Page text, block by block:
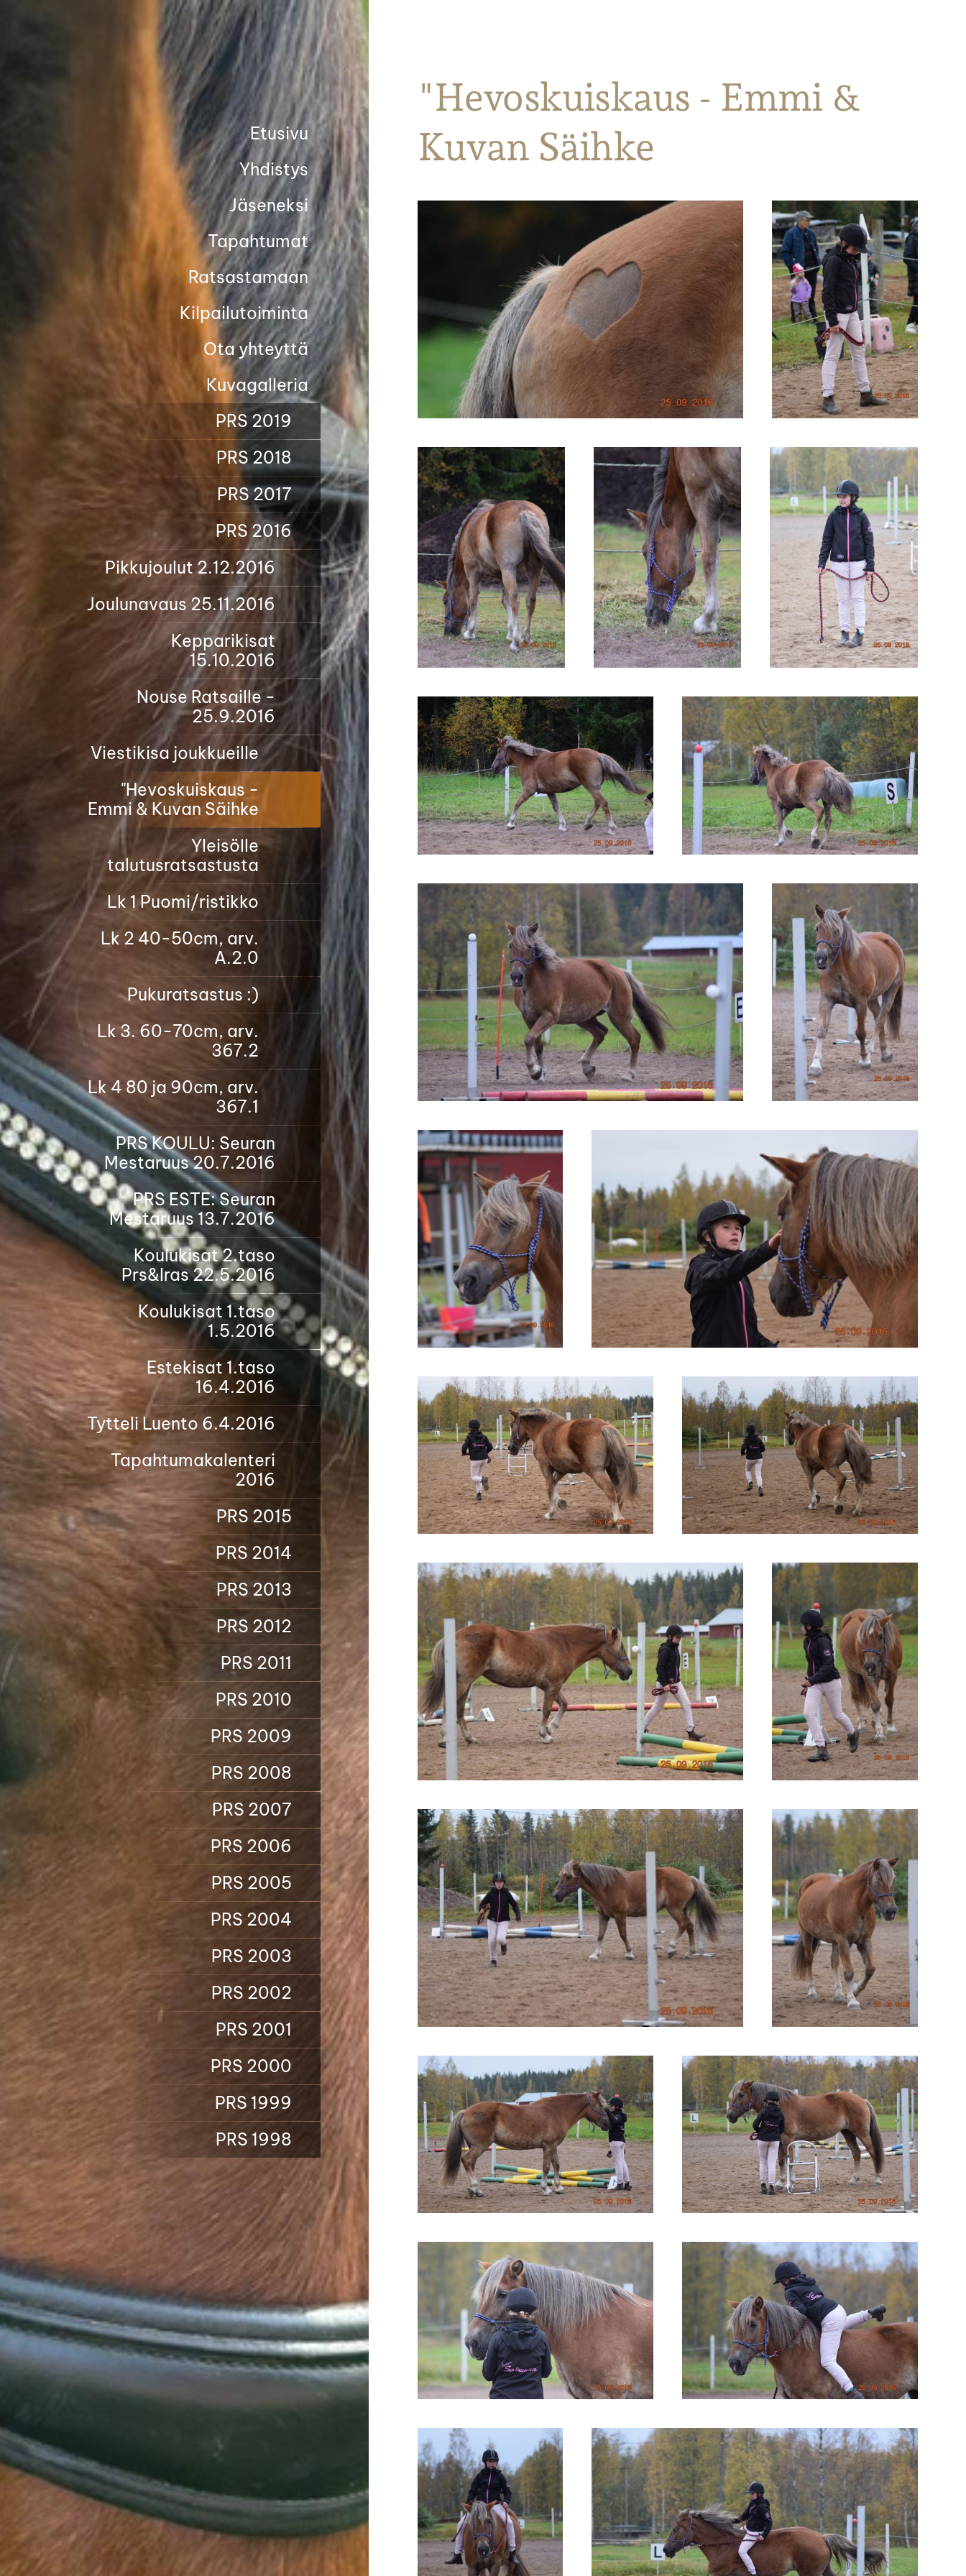
Parkanon Ratsastajat
Etusivu
Yhdistys
Jäseneksi
Tapahtumat
Ratsastamaan
Kilpailutoiminta
Ota yhteyttä
Kuvagalleria
PRS 2019
PRS 2018
PRS 2017
PRS 2016
Pikkujoulut 2.12.2016
Joulunavaus 25.11.2016
Kepparikisat
15.10.2016
Nouse Ratsaille -
25.9.2016
Viestikisa joukkueille
"Hevoskuiskaus -
Emmi & Kuvan Säihke
Yleisölle
talutusratsastusta
Lk 1 Puomi/ristikko
Lk 2 40-50cm, arv.
A.2.0
Pukuratsastus :)
Lk 3. 60-70cm, arv.
367.2
Lk 4 80 ja 90cm, arv.
367.1
PRS KOULU: Seuran
Mestaruus 20.7.2016
PRS ESTE: Seuran
Mestaruus 13.7.2016
Koulukisat 2.taso
Prs&Iras 22.5.2016
Koulukisat 1.taso
1.5.2016
Estekisat 1.taso
16.4.2016
Tytteli Luento 6.4.2016
Tapahtumakalenteri
2016
PRS 2015
PRS 2014
PRS 2013
PRS 2012
PRS 2011
PRS 2010
PRS 2009
PRS 2008
PRS 2007
PRS 2006
PRS 2005
PRS 2004
PRS 2003
PRS 2002
PRS 2001
PRS 2000
PRS 1999
PRS 1998
"Hevoskuiskaus - Emmi &
Kuvan Säihke